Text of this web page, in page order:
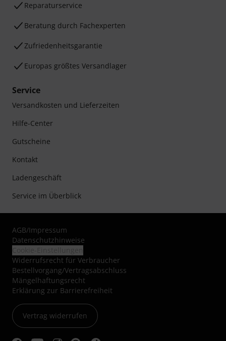
Reparaturservice
Beratung durch Fachexperten
Zufriedenheitsgarantie
Europas größtes Versandlager
Service
Versandkosten und Lieferzeiten
Hilfe-Center
Gutscheine
Kontakt
Ladengeschäft
Service im Überblick
AGB/Impressum
Datenschutzhinweise
Widerrufsrecht für Verbraucher
Bestellvorgang/Vertragsabschluss
Mängelhaftungsrecht
Erklärung zur Barrierefreiheit
Vertrag widerrufen